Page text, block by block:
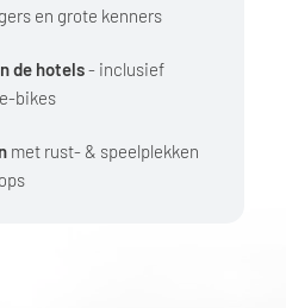
en grote kenners
de hotels- inclusief
bikes
met rust- & speelplekken